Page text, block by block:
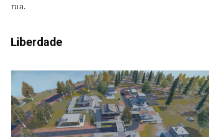
rua.
Liberdade